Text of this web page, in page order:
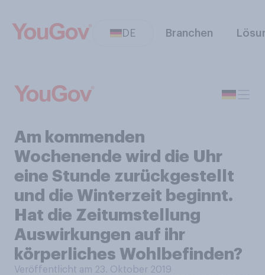
DE Branchen
Am kommenden
Wochenende wird die Uhr
eine Stunde zurückgestellt
und die Winterzeit beginnt.
Hat die Zeitumstellung
Auswirkungen auf ihr
körperliches Wohlbefinden?
Veröffentlicht am 23. Oktober 2019